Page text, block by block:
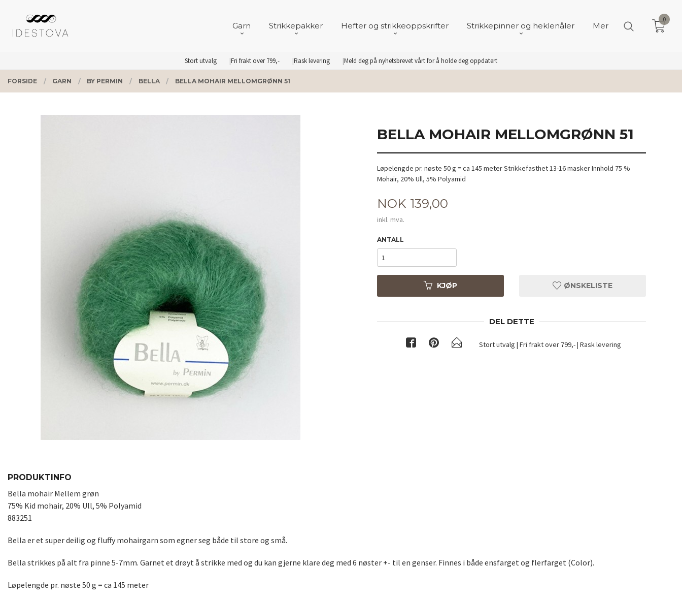
innholdet
Stort utvalg Fri frakt over 799,- Rask levering Meld deg på nyhetsbrevet vårt for å holde deg oppdatert
PRODUKTER
Garn Strikkepakker Hefter og strikkeoppskrifter Strikkepinner og heklenåler Mer
0
FORSIDE GARN BY PERMIN BELLA BELLA MOHAIR MELLOMGRØNN 51
BELLA MOHAIR MELLOMGRØNN 51
Løpelengde pr. nøste 50 g = ca 145 meter Strikkefasthet 13-16 masker Innhold 75 %
Mohair, 20% Ull, 5% Polyamid
Pris
NOK 139,00
inkl. mva.
ANTALL
KJØP ØNSKELISTE
DEL DETTE
Stort utvalg | Fri frakt over 799,- | Rask levering
PRODUKTINFO
Bella mohair Mellem grøn
75% Kid mohair, 20% Ull, 5% Polyamid
883251
Bella er et super deilig og fluffy mohairgarn som egner seg både til store og små.
Bella strikkes på alt fra pinne 5-7mm. Garnet et drøyt å strikke med og du kan gjerne klare deg med 6 nøster +- til en genser. Finnes i både ensfarget og flerfarget (Color).
Løpelengde pr. nøste 50 g = ca 145 meter